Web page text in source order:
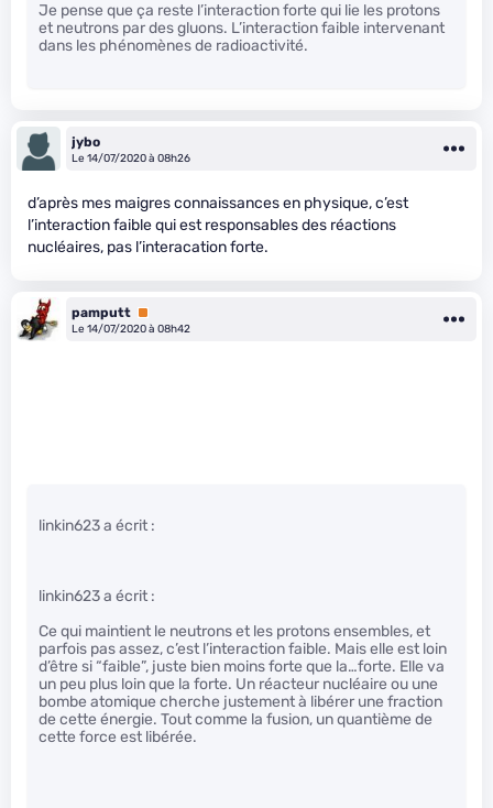
Je pense que ça reste l’interaction forte qui lie les protons
et neutrons par des gluons. L’interaction faible intervenant
dans les phénomènes de radioactivité.
jybo
Le 14/07/2020 à 08h26
d’après mes maigres connaissances en physique, c’est
l’interaction faible qui est responsables des réactions
nucléaires, pas l’interacation forte.
pamputt Premium
Le 14/07/2020 à 08h42
linkin623 a écrit :
linkin623 a écrit :
Ce qui maintient le neutrons et les protons ensembles, et
parfois pas assez, c’est l’interaction faible. Mais elle est loin
d’être si “faible”, juste bien moins forte que la…forte. Elle va
un peu plus loin que la forte. Un réacteur nucléaire ou une
bombe atomique cherche justement à libérer une fraction
de cette énergie. Tout comme la fusion, un quantième de
cette force est libérée.